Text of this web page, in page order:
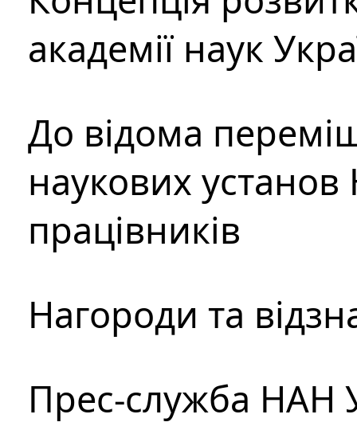
академії наук
До відома
наукових установ
працівників
Нагороди та
Прес-служба НАН